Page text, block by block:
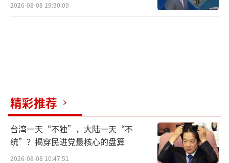
2026-08-08 19:30:09
精彩推荐
台湾一天“不独”，大陆一天“不
统”？揭穿民进党最核心的盘算
2026-08-08 10:47:51